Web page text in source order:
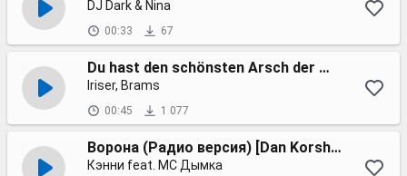
DJ Dark & Nina
00:33 67
Du hast den schönsten Arsch der Welt
Iriser, Brams
00:45 1 077
Ворона (Радио версия) [Dan Korshunov remix]
Кэнни feat. МС Дымка